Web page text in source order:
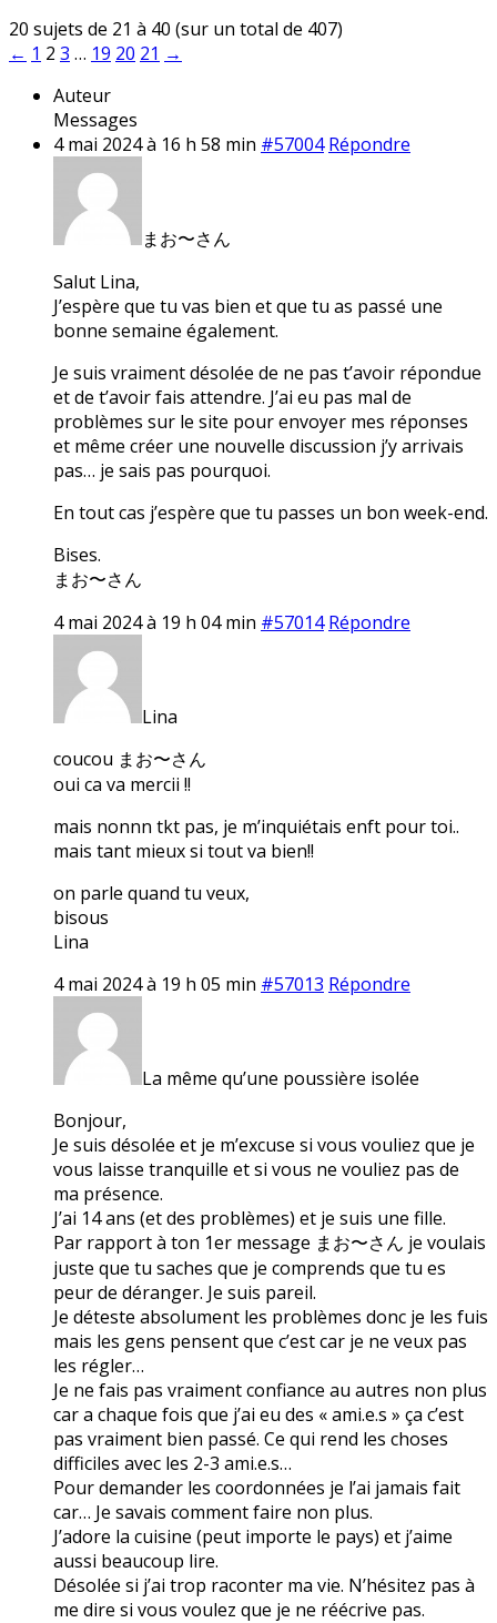
20 sujets de 21 à 40 (sur un total de 407)
← 1 2 3 … 19 20 21 →
Auteur
Messages
4 mai 2024 à 16 h 58 min #57004 Répondre
まお〜さん
Salut Lina,
J’espère que tu vas bien et que tu as passé une
bonne semaine également.
Je suis vraiment désolée de ne pas t’avoir répondue
et de t’avoir fais attendre. J’ai eu pas mal de
problèmes sur le site pour envoyer mes réponses
et même créer une nouvelle discussion j’y arrivais
pas… je sais pas pourquoi.
En tout cas j’espère que tu passes un bon week-end.
Bises.
まお〜さん
4 mai 2024 à 19 h 04 min #57014 Répondre
Lina
coucou まお〜さん
oui ca va mercii !!
mais nonnn tkt pas, je m’inquiétais enft pour toi..
mais tant mieux si tout va bien!!
on parle quand tu veux,
bisous
Lina
4 mai 2024 à 19 h 05 min #57013 Répondre
La même qu’une poussière isolée
Bonjour,
Je suis désolée et je m’excuse si vous vouliez que je
vous laisse tranquille et si vous ne vouliez pas de
ma présence.
J’ai 14 ans (et des problèmes) et je suis une fille.
Par rapport à ton 1er message まお〜さん je voulais
juste que tu saches que je comprends que tu es
peur de déranger. Je suis pareil.
Je déteste absolument les problèmes donc je les fuis
mais les gens pensent que c’est car je ne veux pas
les régler…
Je ne fais pas vraiment confiance au autres non plus
car a chaque fois que j’ai eu des « ami.e.s » ça c’est
pas vraiment bien passé. Ce qui rend les choses
difficiles avec les 2-3 ami.e.s…
Pour demander les coordonnées je l’ai jamais fait
car… Je savais comment faire non plus.
J’adore la cuisine (peut importe le pays) et j’aime
aussi beaucoup lire.
Désolée si j’ai trop raconter ma vie. N’hésitez pas à
me dire si vous voulez que je ne réécrive pas.